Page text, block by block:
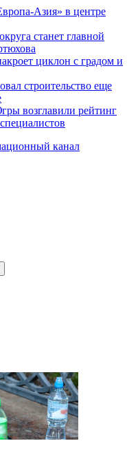
Азия» в центре
станет главной
циклон с градом и
строительство еще
возглавили рейтинг
канал